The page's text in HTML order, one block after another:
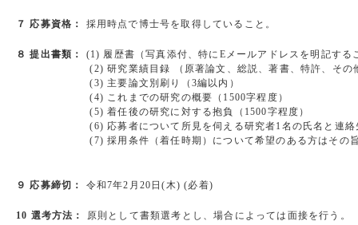
７ 応募資格： 採用時点で博士号を取得していること。
８ 提出書類： (1) 履歴書（写真添付、特にEメールアドレスを明記する
(2) 研究業績目録 （原著論文、総説、著書、特許、その他
(3) 主要論文別刷り（3編以内）
(4) これまでの研究の概要（1500字程度）
(5) 着任後の研究に対する抱負（1500字程度）
(6) 応募者について所見を伺える研究者1名の氏名と連絡
(7) 採用条件（着任時期）について希望のある方はその旨
９ 応募締切： 令和7年2月20日(木) (必着)
10 選考方法： 原則として書類選考とし、場合によっては面接を行う。